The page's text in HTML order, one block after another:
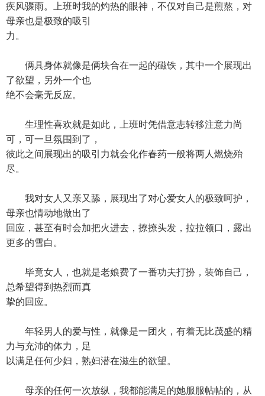
疾风骤雨。上班时我的灼热的眼神，不仅对自己是煎熬，对
母亲也是极致的吸引
力。
俩具身体就像是俩块合在一起的磁铁，其中一个展现出
了欲望，另外一个也
绝不会毫无反应。
生理性喜欢就是如此，上班时凭借意志转移注意力尚
可，可一旦氛围到了，
彼此之间展现出的吸引力就会化作春药一般将两人燃烧殆
尽。
我对女人又亲又舔，展现出了对心爱女人的极致呵护，
母亲也情动地做出了
回应，甚至有时会加把火进去，撩撩头发，拉拉领口，露出
更多的雪白。
毕竟女人，也就是老娘费了一番功夫打扮，装饰自己，
总希望得到热烈而真
挚的回应。
年轻男人的爱与性，就像是一团火，有着无比茂盛的精
力与充沛的体力，足
以满足任何少妇，熟妇潜在滋生的欲望。
母亲的任何一次放纵，我都能满足的她服服帖帖的，从